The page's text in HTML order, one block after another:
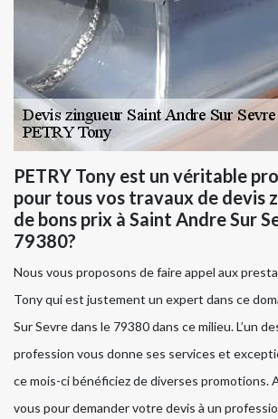
PETRY Tony est un véritable
pour tous vos travaux de devis
de bons prix à Saint Andre Sur
79380?
Nous vous proposons de faire appel aux
Tony qui est justement un expert dans ce
Sur Sevre dans le 79380 dans ce milieu. L’un
profession vous donne ses services et
ce mois-ci bénéficiez de diverses promotions.
vous pour demander votre devis à un